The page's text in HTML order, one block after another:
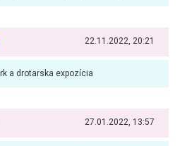
22.11.2022, 20:21
a drotarska expozícia
27.01.2022, 13:57